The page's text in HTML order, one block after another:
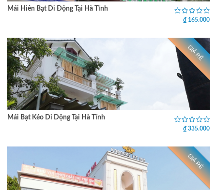
Mái Hiên Bạt Di Động Tại Hà Tĩnh
₫ 165.000
GIÁ RẺ
Mái Bạt Kéo Di Dộng Tại Hà Tĩnh
₫ 335.000
GIÁ RẺ